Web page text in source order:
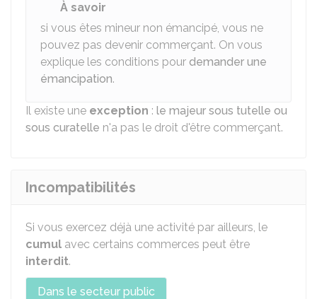
À savoir
si vous êtes mineur non émancipé, vous ne
pouvez pas devenir commerçant. On vous
explique les conditions pour demander une
émancipation.
Il existe une exception : le majeur sous tutelle ou
sous curatelle n'a pas le droit d'être commerçant.
Incompatibilités
Si vous exercez déjà une activité par ailleurs, le
cumul avec certains commerces peut être
interdit.
Dans le secteur public